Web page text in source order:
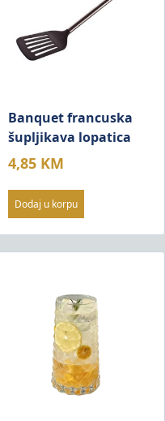
Banquet francuska
šupljikava lopatica
4,85 KM
Dodaj u korpu